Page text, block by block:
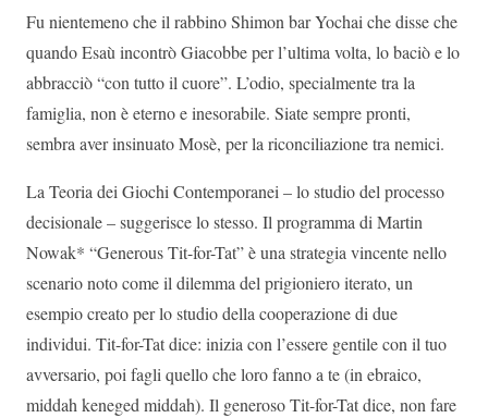
Fu nientemeno che il rabbino Shimon bar Yochai che disse che
quando Esaù incontrò Giacobbe per l’ultima volta, lo baciò e lo
abbracciò “con tutto il cuore”. L’odio, specialmente tra la
famiglia, non è eterno e inesorabile. Siate sempre pronti,
sembra aver insinuato Mosè, per la riconciliazione tra nemici.
La Teoria dei Giochi Contemporanei – lo studio del processo
decisionale – suggerisce lo stesso. Il programma di Martin
Nowak* “Generous Tit-for-Tat” è una strategia vincente nello
scenario noto come il dilemma del prigioniero iterato, un
esempio creato per lo studio della cooperazione di due
individui. Tit-for-Tat dice: inizia con l’essere gentile con il tuo
avversario, poi fagli quello che loro fanno a te (in ebraico,
middah keneged middah). Il generoso Tit-for-Tat dice, non fare